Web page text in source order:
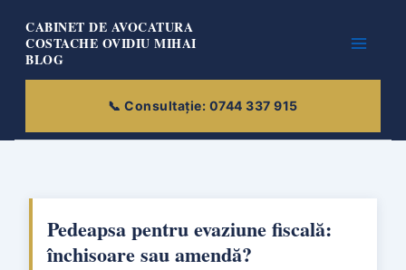
content
CABINET DE AVOCATURA
COSTACHE OVIDIU MIHAI
BLOG
Pedeapsa pentru evaziune fiscală:
închisoare sau amendă?